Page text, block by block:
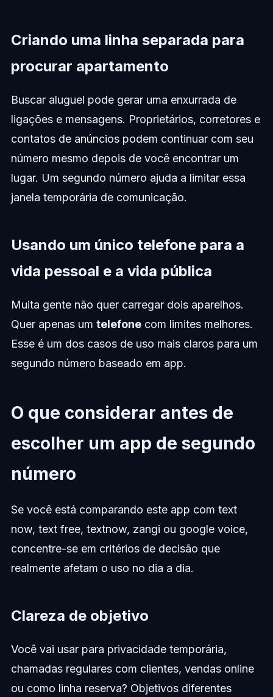
Criando uma linha separada para
procurar apartamento
Buscar aluguel pode gerar uma enxurrada de
ligações e mensagens. Proprietários, corretores e
contatos de anúncios podem continuar com seu
número mesmo depois de você encontrar um
lugar. Um segundo número ajuda a limitar essa
janela temporária de comunicação.
Usando um único telefone para a
vida pessoal e a vida pública
Muita gente não quer carregar dois aparelhos.
Quer apenas um telefonecom limites melhores.
Esse é um dos casos de uso mais claros para um
segundo número baseado em app.
O que considerar antes de
escolher um app de segundo
número
Se você está comparando este app com text
now, text free, textnow, zangi ou google voice,
concentre-se em critérios de decisão que
realmente afetam o uso no dia a dia.
Clareza de objetivo
Você vai usar para privacidade temporária,
chamadas regulares com clientes, vendas online
ou como linha reserva? Objetivos diferentes